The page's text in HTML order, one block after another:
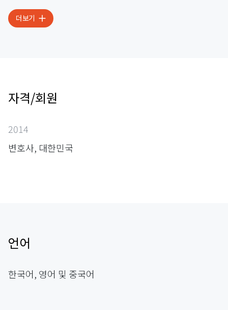
더보기
자격/회원
2014
변호사, 대한민국
언어
한국어, 영어 및 중국어